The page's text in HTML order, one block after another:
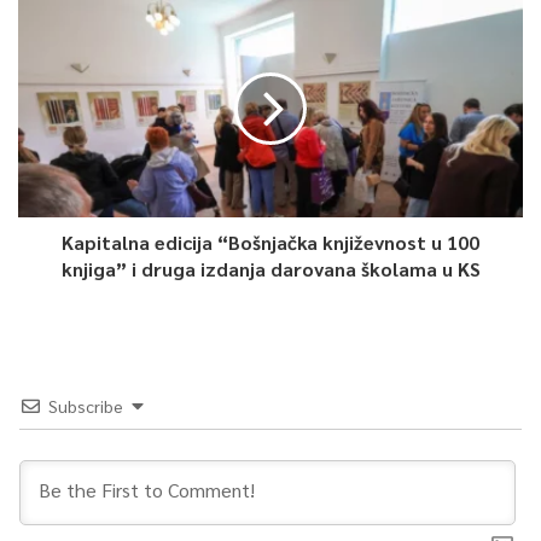
“Dvadeset pet godina rada Porodičnog savjetovališta govori o
povjerenju koje su građani gradili prema ovoj ustanovi, ali i o
posvećenosti stručnjaka koji svakodnevno rade s porodicama. U
vremenu kada se društvo suočava s brojnim izazovima, ovakve
ustanove imaju neprocjenjivu ulogu u očuvanju stabilnosti i
podršci ljudima kada im je najpotrebnije. Zdrava porodica je
najbolja prevencija socijalnih devijacija, mi kao društvo trebamo
ustanovu koja će se u potpunosti posvetiti misiji zaštite
porodice. Porodično savjetovalište je postalo takva ustanova.”
“Naš cilj je jačanje kompetencija porodice u svakoj razvojnoj
fazi — od predbračnog savjetovanja do treće životne dobi.
Danas je mnogo manje stigme nego ranije, građani sve više
prepoznaju da je briga o mentalnom zdravlju jednako važna kao
Kapitalna edicija “Bošnjačka književnost u 100
knjiga” i druga izdanja darovana školama u KS
Subscribe